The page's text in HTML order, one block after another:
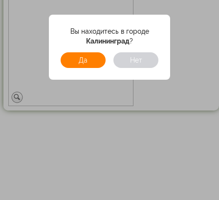
Вы находитесь в городе
Калининград?
Да Нет